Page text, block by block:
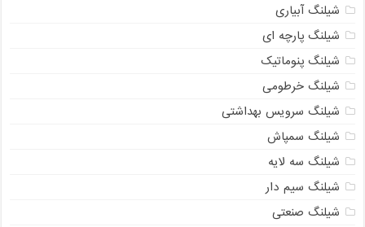
شیلنگ آبیاری
شیلنگ پارچه ای
شیلنگ پنوماتیک
شیلنگ خرطومی
شیلنگ سرویس بهداشتی
شیلنگ سمپاش
شیلنگ سه لایه
شیلنگ سیم دار
شیلنگ صنعتی